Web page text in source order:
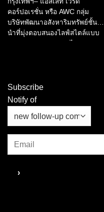
กรุงเทพฯ
คอร์ปอเรชั่น หรือ AWC กลุ่ม
บริษัทพัฒนาอสังหาริมทรัพย์ชั้น
นำที่มุ่งตอบสนองไลฟ์สไตล์แบบ
Subscribe
Notify of